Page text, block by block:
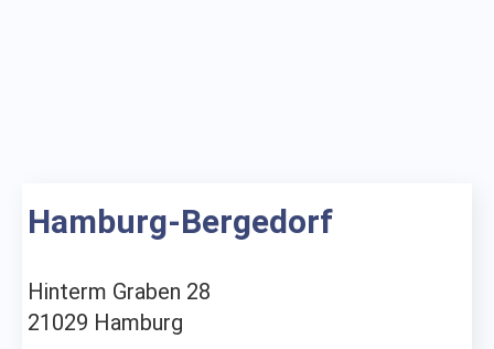
Hamburg-Bergedorf
Hinterm Graben 28
21029 Hamburg